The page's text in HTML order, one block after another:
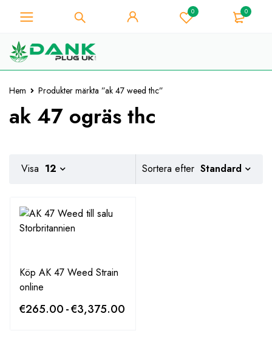
0 0
Hem Produkter märkta ”ak 47 weed thc”
ak 47 ogräs thc
Sortera efter Standard
Visa 12
Köp AK 47 Weed Strain
online
€265.00-€3,375.00
För Weed Lover - Få 10%
omedelbar rabatt på varje
"WELCOME10"